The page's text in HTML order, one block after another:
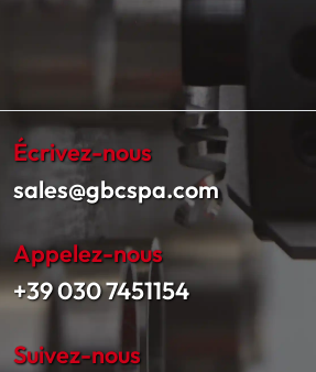
Écrivez-nous
sales@gbcspa.com
Appelez-nous
+39 030 7451154
Suivez-nous